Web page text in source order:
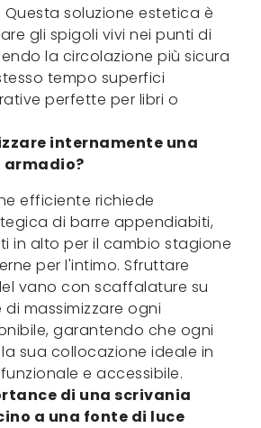
soluzione estetica è
gli spigoli vivi nei punti di
la circolazione più sicura
tempo superfici
perfette per libri o
internamente una
efficiente richiede
di barre appendiabiti,
in alto per il cambio stagione
per l'intimo. Sfruttare
vano con scaffalature su
massimizzare ogni
garantendo che ogni
sua collocazione ideale in
e accessibile.
di una scrivania
a una fonte di luce